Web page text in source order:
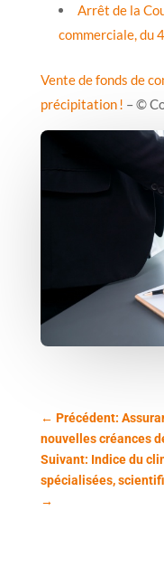
Arrêt de la
commerciale, du
Vente de fonds de
précipitation ! – ©
← Précédent:
nouvelles créances
Suivant: Indice du
spécialisées,
→